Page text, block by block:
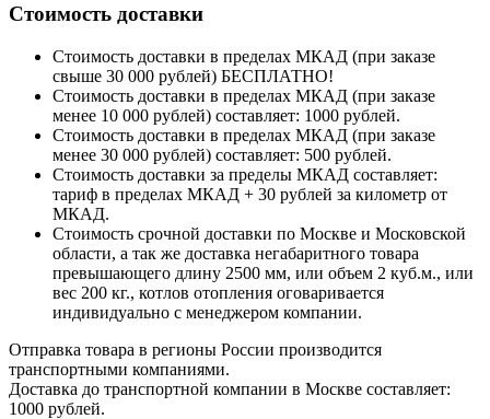
Стоимость доставки
Стоимость доставки в пределах МКАД (при заказе
свыше 30 000 рублей) БЕСПЛАТНО!
Стоимость доставки в пределах МКАД (при заказе
менее 10 000 рублей) составляет: 1000 рублей.
Стоимость доставки в пределах МКАД (при заказе
менее 30 000 рублей) составляет: 500 рублей.
Стоимость доставки за пределы МКАД составляет:
тариф в пределах МКАД + 30 рублей за километр от
МКАД.
Стоимость срочной доставки по Москве и Московской
области, а так же доставка негабаритного товара
превышающего длину 2500 мм, или объем 2 куб.м., или
вес 200 кг., котлов отопления оговаривается
индивидуально с менеджером компании.
Отправка товара в регионы России производится
транспортными компаниями.
Доставка до транспортной компании в Москве составляет:
1000 рублей.